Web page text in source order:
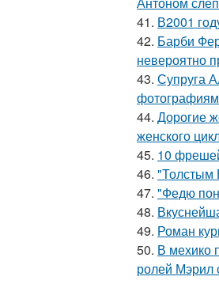
41. В2001
42. Барби
невероятно
43. Супруга
44. Дорогие
женского
45. 10
46. "Толстым
47. "Федю
48.
49. Роман
50. В мехико
ролей Мэрил